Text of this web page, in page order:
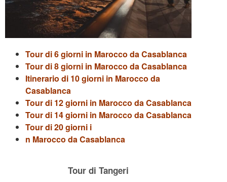
Tour di 6 giorni in Marocco da Casablanca
Tour di 8 giorni in Marocco da Casablanca
Itinerario di 10 giorni in Marocco da
Casablanca
Tour di 12 giorni in Marocco da Casablanca
Tour di 14 giorni in Marocco da Casablanca
Tour di 20 giorni i
n Marocco da Casablanca
Tour di Tangeri